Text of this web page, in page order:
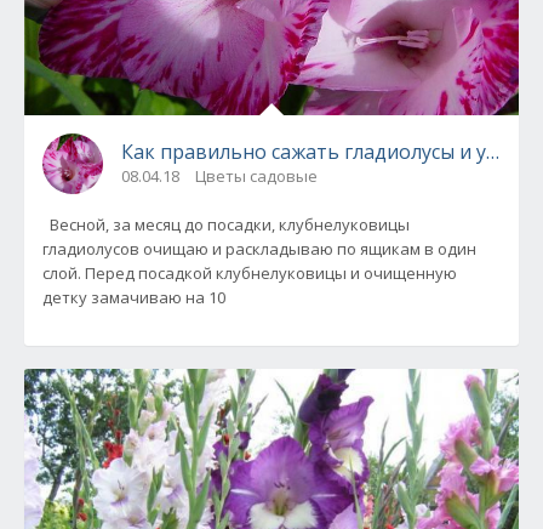
Как правильно сажать гладиолусы и
08.04.18 Цветы садовые
Весной, за месяц до посадки, клубнелуковицы
гладиолусов очищаю и раскладываю по ящикам в один
слой. Перед посадкой клубнелуковицы и очищенную
детку замачиваю на 10